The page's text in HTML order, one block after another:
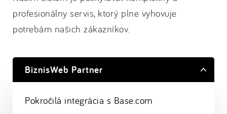
profesionálny servis, ktorý plne vyhovuje
potrebám našich zákazníkov.
BiznisWeb Partner
Pokročilá integrácia s Base.com